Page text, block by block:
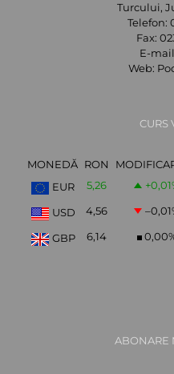
Turcului,
Telefon:
Fax:
E-
Web:
CURS
MONEDĂ RON
EUR
5,26 +0,01
USD 4,56 –0,01
GBP 6,14 0,00
ABONARE